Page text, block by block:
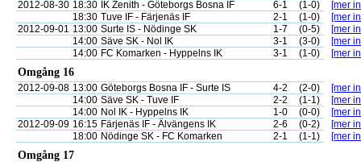
2012-08-30 18:30 IK Zenith - Göteborgs Bosna IF 6-1 (1-0)
[mer
18:30 Tuve IF - Färjenäs IF 2-1 (1-0)
[mer
2012-09-01 13:00 Surte IS - Nödinge SK 1-7 (0-5)
[mer
14:00 Säve SK - Nol IK 3-1 (3-0)
[mer
14:00 FC Komarken - Hyppelns IK 3-1 (1-0) [mer
Omgång 16
2012-09-08 13:00 Göteborgs Bosna IF - Surte IS 4-2 (2-0)
[mer
14:00 Säve SK - Tuve IF 2-2 (1-1)
[mer
14:00 Nol IK - Hyppelns IK 1-0 (0-0)
[mer
2012-09-09 16:15 Färjenäs IF - Älvängens IK 2-6 (0-2)
[mer
18:00 Nödinge SK - FC Komarken 2-1 (1-1) [mer
Omgång 17